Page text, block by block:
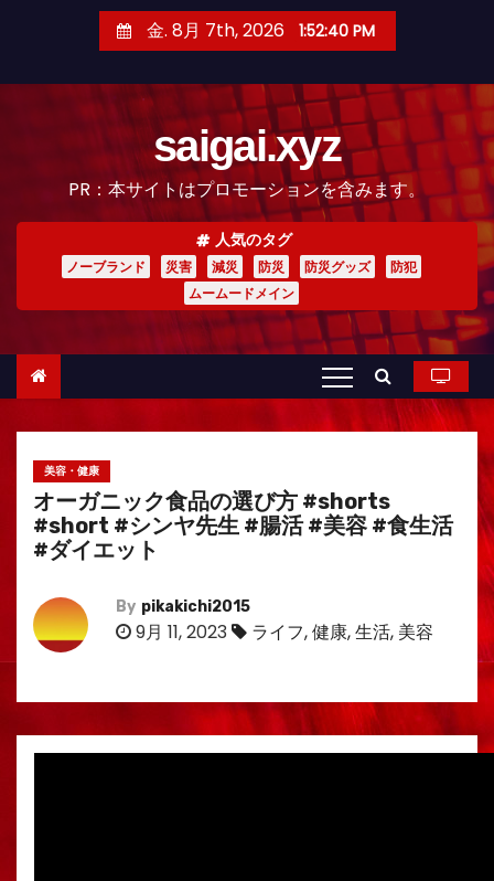
金. 8月 7th, 2026 1:52:42 PM
saigai.xyz
PR：本サイトはプロモーションを含みます。
人気のタグ
ノーブランド 災害 減災 防災 防災グッズ
防犯
ムームードメイン
美容・健康
オーガニック食品の選び方 #shorts
#short #シンヤ先生 #腸活 #美容 #食生活
#ダイエット
By pikakichi2015
9月 11, 2023 ライフ,健康,生活, 美容